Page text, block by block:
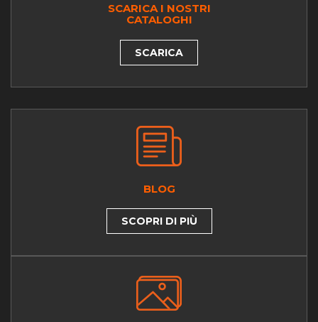
SCARICA I NOSTRI
CATALOGHI
SCARICA
BLOG
SCOPRI DI PIÙ